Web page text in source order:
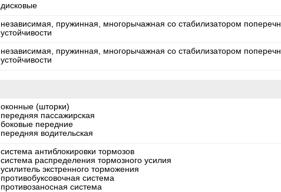
дисковые
независимая, пружинная, многорычажная со стабилизатором
устойчивости
независимая, пружинная, многорычажная со стабилизатором
устойчивости
оконные (шторки)
передняя пассажирская
боковые передние
передняя водительская
система антиблокировки тормозов
система распределения тормозного усилия
усилитель экстренного торможения
противобуксовочная система
противозаносная система